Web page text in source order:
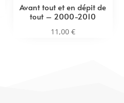
Avant tout et en dépit de
tout – 2000-2010
11,00 €